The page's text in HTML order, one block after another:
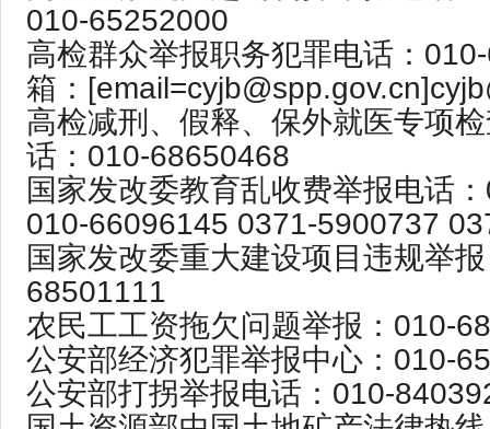
010-65252000
高检群众举报职务犯罪电话：
箱：
高检减刑、假释、保外就医专项
话：010-68650468
国家发改委教育乱收费举报电话
010-66096145 0371-5900737
国家发改委重大建设项目违规举
68501111
农民工工资拖欠问题举报：010-
公安部经济犯罪举报中心：010-
公安部打拐举报电话：010-